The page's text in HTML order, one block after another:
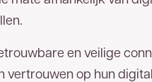
en veilige
vertrouwen op hun